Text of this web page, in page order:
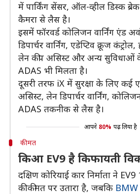
में पार्किंग सेंसर, ऑल-व्हील डिस्क
कैमरा से लैस है।
इसमें फॉरवर्ड कोलिजन वार्निंग एंड
डिपार्चर वार्निंग, एडेप्टिव क्रूज
लेन कीप असिस्ट और अन्य सुविधाओं
ADAS भी मिलता है।
दूसरी तरफ iX में सुरक्षा के लिए कई
असिस्ट, लेन डिपार्चर वार्निंग,
ADAS तकनीक से लैस है।
आपने 80% पढ़ लिया है
कीमत
किआ EV9 है किफायती
दक्षिण कोरियाई कार निर्माता ने
की कीमत पर उतारा है, जबकि